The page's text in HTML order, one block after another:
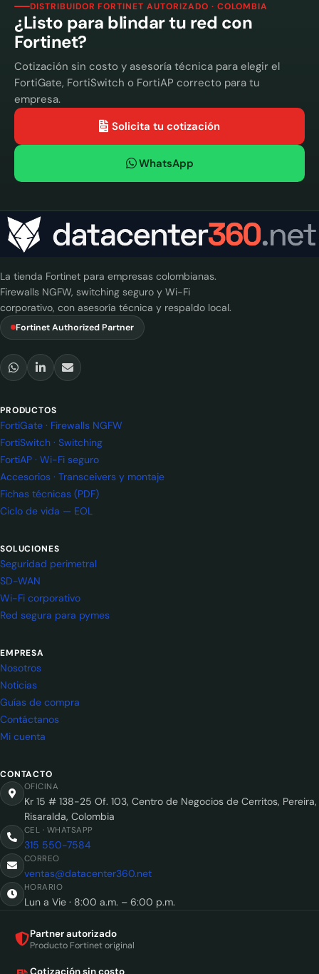
DISTRIBUIDOR FORTINET AUTORIZADO · COLOMBIA
¿Listo para blindar tu red con
Fortinet?
Cotización sin costo y asesoría técnica para elegir el
FortiGate, FortiSwitch o FortiAP correcto para tu
empresa.
Solicita tu cotización
WhatsApp
La tienda Fortinet para empresas colombianas.
Firewalls NGFW, switching seguro y Wi-Fi
corporativo, con asesoría técnica y respaldo local.
Fortinet Authorized Partner
PRODUCTOS
FortiGate · Firewalls NGFW
FortiSwitch · Switching
FortiAP · Wi-Fi seguro
Accesorios · Transceivers y montaje
Fichas técnicas (PDF)
Ciclo de vida — EOL
SOLUCIONES
Seguridad perimetral
SD-WAN
Wi-Fi corporativo
Red segura para pymes
EMPRESA
Nosotros
Noticias
Guías de compra
Contáctanos
Mi cuenta
CONTACTO
OFICINA
Kr 15 # 138-25 Of. 103, Centro de Negocios de Cerritos, Pereira,
Risaralda, Colombia
CEL · WHATSAPP
315 550-7584
CORREO
ventas@datacenter360.net
HORARIO
Lun a Vie · 8:00 a.m. – 6:00 p.m.
Partner autorizado
Producto Fortinet original
Cotización sin costo